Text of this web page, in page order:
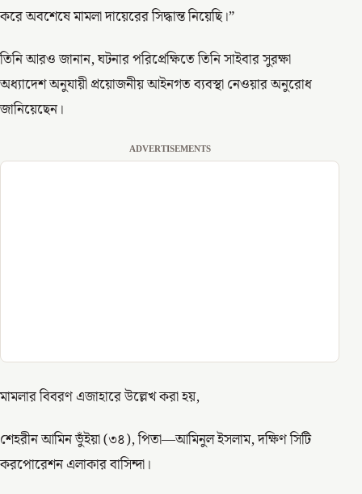
করে অবশেষে মামলা দায়েরের সিদ্ধান্ত নিয়েছি।”
তিনি আরও জানান, ঘটনার পরিপ্রেক্ষিতে তিনি সাইবার সুরক্ষা
অধ্যাদেশ অনুযায়ী প্রয়োজনীয় আইনগত ব্যবস্থা নেওয়ার অনুরোধ
জানিয়েছেন।
ADVERTISEMENTS
মামলার বিবরণ এজাহারে উল্লেখ করা হয়,
শেহরীন আমিন ভুঁইয়া (৩৪), পিতা—আমিনুল ইসলাম, দক্ষিণ সিটি
করপোরেশন এলাকার বাসিন্দা।